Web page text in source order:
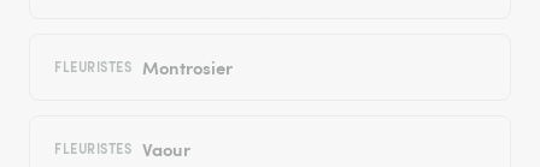
FLEURISTES Montrosier
FLEURISTES Vaour